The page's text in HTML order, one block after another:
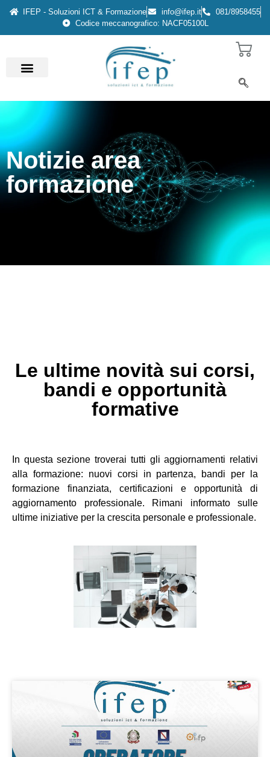
IFEP - Soluzioni ICT & Formazione info@ifep.it
081/8958455
Codice meccanografico: NACF05100L
Notizie area
formazione
Le ultime novità sui corsi,
bandi e opportunità
formative
In questa sezione troverai tutti gli aggiornamenti relativi
alla formazione: nuovi corsi in partenza, bandi per la
formazione finanziata, certificazioni e opportunità di
aggiornamento professionale. Rimani informato sulle
ultime iniziative per la crescita personale e professionale.